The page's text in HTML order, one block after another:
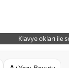
Klavye okları ile